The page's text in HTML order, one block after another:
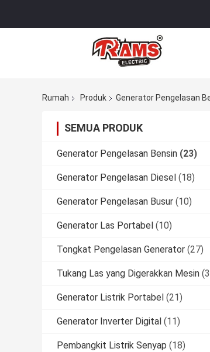
Rumah Produk Generator Pengelasan
SEMUA PRODUK
Generator Pengelasan Bensin (23)
Generator Pengelasan Diesel (18)
Generator Pengelasan Busur (10)
Generator Las Portabel (10)
Tongkat Pengelasan Generator (27)
Tukang Las yang Digerakkan Mesin
Generator Listrik Portabel (21)
Generator Inverter Digital (11)
Pembangkit Listrik Senyap (18)